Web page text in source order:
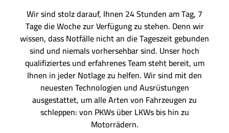
Wir sind stolz darauf, Ihnen 24 Stunden am Tag, 7
Tage die Woche zur Verfügung zu stehen. Denn wir
wissen, dass Notfälle nicht an die Tageszeit gebunden
sind und niemals vorhersehbar sind. Unser hoch
qualifiziertes und erfahrenes Team steht bereit, um
Ihnen in jeder Notlage zu helfen. Wir sind mit den
neuesten Technologien und Ausrüstungen
ausgestattet, um alle Arten von Fahrzeugen zu
schleppen: von PKWs über LKWs bis hin zu
Motorrädern.